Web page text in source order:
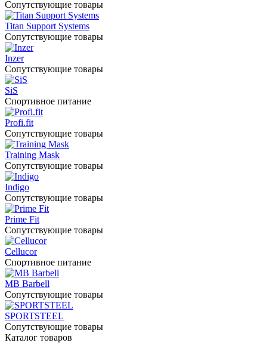
Сопутствующие товары
Titan Support Systems
Сопутствующие товары
Inzer
Сопутствующие товары
SiS
Спортивное питание
Profi.fit
Сопутствующие товары
Training Mask
Сопутствующие товары
Indigo
Сопутствующие товары
Prime Fit
Сопутствующие товары
Cellucor
Спортивное питание
MB Barbell
Сопутствующие товары
SPORTSTEEL
Сопутствующие товары
Каталог товаров